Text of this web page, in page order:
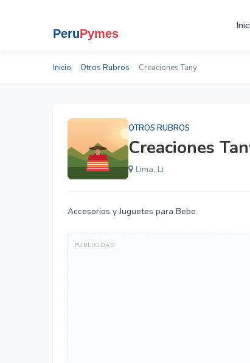
Inicio Otros Rubros Creaciones Tany
OTROS RUBROS
Creaciones
Lima, Li
Accesorios y Juguetes para Bebe